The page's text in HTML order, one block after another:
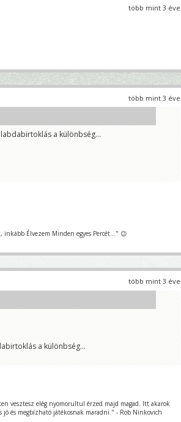
több mint 3 éve
több mint 3 éve
a különbség...
Élvezem Minden egyes Percét..." 😉
több mint 3 éve
a különbség...
vesztesz elég nyomorultul érzed majd magad. Itt akarok
jó és megbízható játékosnak maradni." - Rob Ninkovich